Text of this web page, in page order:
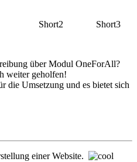
Short2 Short3
über Modul OneForAll?
weiter geholfen!
die Umsetzung und es bietet sich
einer Website.